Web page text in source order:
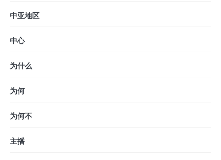
中亚地区
中心
为什么
为何
为何不
主播